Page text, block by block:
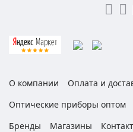
О компании
Оплата и
Оптические приборы оптом
Бренды
Магазины